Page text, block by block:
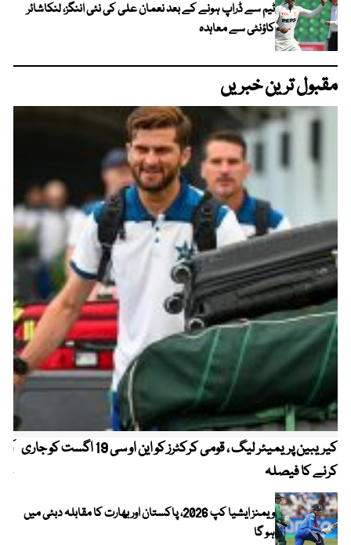
ٹیم سے ڈراپ ہونے کے بعد نعمان علی کی نئی اننگز، لنکاشائر
کاؤنٹی سے معاہدہ
مقبول ترین خبریں
کیریبین پریمیئر لیگ ، قومی کرکٹرز کو این او سی 19 اگست کو جاری
کرنے کا فیصلہ
ویمنز ایشیا کپ 2026، پاکستان اور بھارت کا مقابلہ دبئی میں
ہو گا